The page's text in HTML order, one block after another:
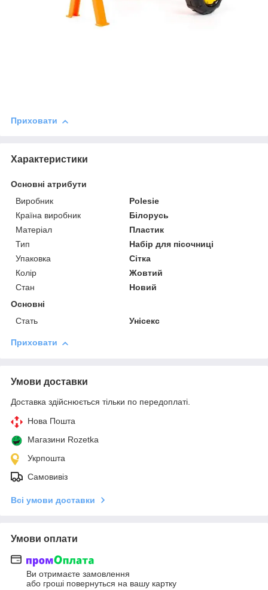
Приховати
Характеристики
Основні атрибути
Виробник
Polesie
Країна виробник
Білорусь
Матеріал
Пластик
Тип
Набір для пісочниці
Упаковка
Сітка
Колір
Жовтий
Стан
Новий
Основні
Стать
Унісекс
Приховати
Умови доставки
Доставка здійснюється тільки по передоплаті.
Нова Пошта
Магазини Rozetka
Укрпошта
Самовивіз
Всі умови доставки
Умови оплати
Ви отримаєте замовлення
або гроші повернуться на вашу картку